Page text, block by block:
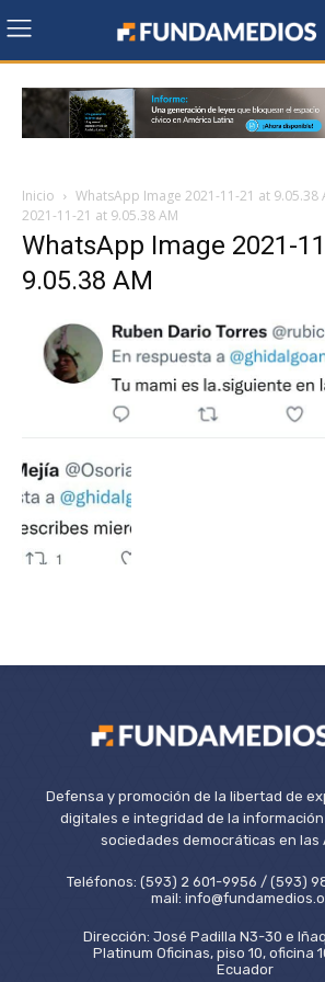
Inicio WhatsApp Image 2021-11-21 at 9.05.38
2021-11-21 at 9.05.38 AM
WhatsApp Image 2021-
9.05.38 AM
Defensa y promoción de la libertad de
digitales e integridad de la
sociedades democráticas en las
Teléfonos: (593) 2 601-9956 / (593)
mail:
Dirección: José Padilla N3-30 e
Platinum Oficinas, piso 10, oficina
Ecuador